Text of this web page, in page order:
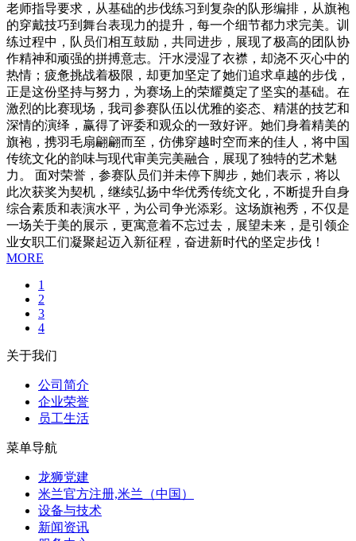
老师指导要求，从基础的步伐练习到复杂的队形编排，从旗袍
的穿戴技巧到舞台表现力的提升，每一个细节都力求完美。训
练过程中，队员们相互鼓励，共同进步，展现了极高的团队协
作精神和顽强的拼搏意志。汗水浸湿了衣襟，却浇不灭心中的
热情；疲惫挑战着极限，却更加坚定了她们追求卓越的步伐，
正是这份坚持与努力，为赛场上的荣耀奠定了坚实的基础。在
激烈的比赛现场，我司参赛队伍以优雅的姿态、精湛的技艺和
深情的演绎，赢得了评委和观众的一致好评。她们身着精美的
旗袍，携羽毛扇翩翩而至，仿佛穿越时空而来的佳人，将中国
传统文化的韵味与现代审美完美融合，展现了独特的艺术魅
力。 面对荣誉，参赛队员们并未停下脚步，她们表示，将以
此次获奖为契机，继续弘扬中华优秀传统文化，不断提升自身
综合素质和表演水平，为公司争光添彩。这场旗袍秀，不仅是
一场关于美的展示，更寓意着不忘过去，展望未来，是引领企
业女职工们凝聚起迈入新征程，奋进新时代的坚定步伐！
MORE
1
2
3
4
关于我们
公司简介
企业荣誉
员工生活
菜单导航
龙狮党建
米兰官方注册,米兰（中国）
设备与技术
新闻资讯